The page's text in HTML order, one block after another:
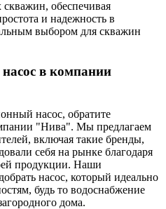
скважин, обеспечивая
и надежность в
выбором для скважин
в компании
насос, обратите
"Нива". Мы предлагаем
включая такие бренды,
себя на рынке благодаря
продукции. Наши
насос, который идеально
будь то водоснабжение
дома.